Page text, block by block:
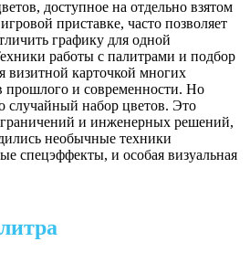
доступное на отдельно взятом
приставке, часто позволяет
графику для одной
работы с палитрами и подбор
визитной карточкой многих
прошлого и современности. Но
случайный набор цветов. Это
и инженерных решений,
необычные техники
спецэффекты, и особая визуальная